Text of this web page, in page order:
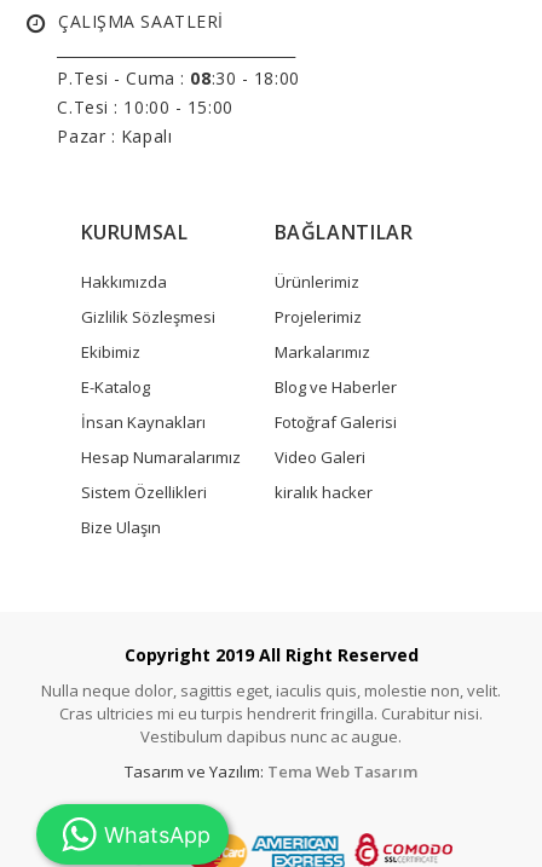
ÇALIŞMA SAATLERİ
P.Tesi - Cuma : 08:30 - 18:00
C.Tesi : 10:00 - 15:00
Pazar : Kapalı
KURUMSAL
Hakkımızda
Gizlilik Sözleşmesi
Ekibimiz
E-Katalog
İnsan Kaynakları
Hesap Numaralarımız
Sistem Özellikleri
Bize Ulaşın
BAĞLANTILAR
Ürünlerimiz
Projelerimiz
Markalarımız
Blog ve Haberler
Fotoğraf Galerisi
Video Galeri
kiralık hacker
Copyright 2019 All Right Reserved
Nulla neque dolor, sagittis eget, iaculis quis, molestie non, velit.
Cras ultricies mi eu turpis hendrerit fringilla. Curabitur nisi.
Vestibulum dapibus nunc ac augue.
Tasarım ve Yazılım: Tema Web Tasarım
WhatsApp